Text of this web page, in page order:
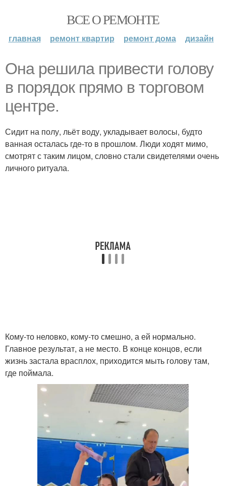
ВСЕ О РЕМОНТЕ
главная ремонт квартир ремонт дома дизайн
Она решила привести голову
в порядок прямо в торговом
центре.
Сидит на полу, льёт воду, укладывает волосы, будто
ванная осталась где-то в прошлом. Люди ходят мимо,
смотрят с таким лицом, словно стали свидетелями очень
личного ритуала.
Кому-то неловко, кому-то смешно, а ей нормально.
Главное результат, а не место. В конце концов, если
жизнь застала врасплох, приходится мыть голову там,
где поймала.